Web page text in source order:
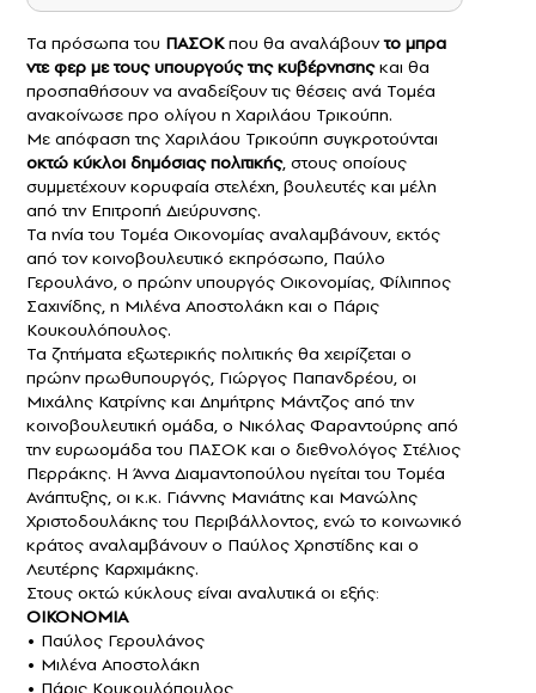
Τα πρόσωπα του ΠΑΣΟΚ που θα αναλάβουντο μπρα
ντε φερ με τους υπουργούς της κυβέρνησηςκαι θα
προσπαθήσουν να αναδείξουν τις θέσεις ανά Τομέα
ανακοίνωσε προ ολίγου η Χαριλάου Τρικούπη.
Με απόφαση της Χαριλάου Τρικούπη συγκροτούνται
οκτώ κύκλοι δημόσιας πολιτικής, στους οποίους
συμμετέχουν κορυφαία στελέχη, βουλευτές και μέλη
από την Επιτροπή Διεύρυνσης.
Τα ηνία του Τομέα Οικονομίας αναλαμβάνουν, εκτός
από τον κοινοβουλευτικό εκπρόσωπο, Παύλο
Γερουλάνο, ο πρώην υπουργός Οικονομίας, Φίλιππος
Σαχινίδης, η Μιλένα Αποστολάκη και ο Πάρις
Κουκουλόπουλος.
Τα ζητήματα εξωτερικής πολιτικής θα χειρίζεται ο
πρώην πρωθυπουργός, Γιώργος Παπανδρέου, οι
Μιχάλης Κατρίνης και Δημήτρης Μάντζος από την
κοινοβουλευτική ομάδα, ο Νικόλας Φαραντούρης από
την ευρωομάδα του ΠΑΣΟΚ και ο διεθνολόγος Στέλιος
Περράκης. Η Άννα Διαμαντοπούλου ηγείται του Τομέα
Ανάπτυξης, οι κ.κ. Γιάννης Μανιάτης και Μανώλης
Χριστοδουλάκης του Περιβάλλοντος, ενώ το κοινωνικό
κράτος αναλαμβάνουν ο Παύλος Χρηστίδης και ο
Λευτέρης Καρχιμάκης.
Στους οκτώ κύκλους είναι αναλυτικά οι εξής:
ΟΙΚΟΝΟΜΙΑ
• Παύλος Γερουλάνος
• Μιλένα Αποστολάκη
• Πάρις Κουκουλόπουλος